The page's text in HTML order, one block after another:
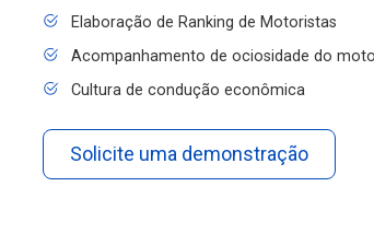
Elaboração de Ranking de Motoristas
Acompanhamento de ociosidade do motor
Cultura de condução econômica
Solicite uma demonstração